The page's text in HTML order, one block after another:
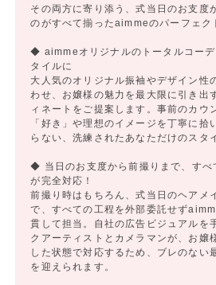
その両方に寄り添う、式当日のお支度
のがすべて揃ったaimmeのパーフェク
◆ aimmeオリジナルのトータルコーデ
タイルに
大人気のオリジナル振袖やデザイン性
わせ、お嬢様の魅力を最大限に引き出
ィネートをご提案します。事前のカウ
「好き」や理想のイメージを丁寧に拾
らない、洗練されたあなただけのスタ
◆ 当日のお支度から前撮りまで、すべ
が完全対応！
前撮り時はもちろん、式当日のヘアメ
で、すべての工程を外部委託せず
貫して担当。自社の広告ビジュアルを
クアーティストとカメラマンが、お嬢
した状態で対応するため、ブレのない
を迎えられます。